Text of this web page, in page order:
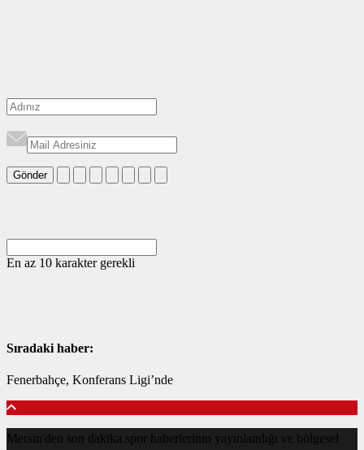
Gönder
En az 10 karakter gerekli
Sıradaki haber:
Fenerbahçe, Konferans Ligi’nde
Mersin'den son dakika spor haberlerinin yayınlandığı ve bölgesel